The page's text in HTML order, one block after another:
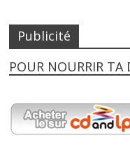
Publicité
POUR NOURRIR TA